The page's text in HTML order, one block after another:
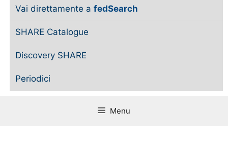
Vai direttamente a fedSearch
SHARE Catalogue
Discovery SHARE
Periodici
Menu